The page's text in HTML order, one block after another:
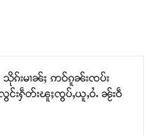
သိုၵ်းမၢၼ်ႈ ဢဝ်ၵူၼ်းၸပ်း
င်းႁဵတ်းၽူႈၸွပ်ႇယူႇဝႆႉ ၼႂ်းဝဵ